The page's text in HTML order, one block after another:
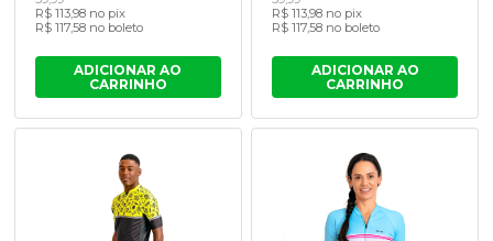
R$ 113,98 no pix
R$ 117,58 no boleto
ADICIONAR AO
CARRINHO
R$ 113,98 no pix
R$ 117,58 no boleto
ADICIONAR AO
CARRINHO